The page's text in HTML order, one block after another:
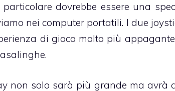
dovrebbe essere una
nei computer portatili. I due
di gioco molto più
non solo sarà più grande ma avrà